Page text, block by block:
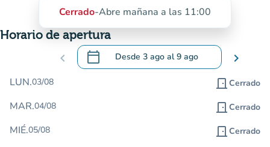
Cerrado-Abre mañana a las 11:00
Horario de apertura
chevron_left calendar_today Desde 3 ago al9 ago
.Abra el calendario para cambiar las
chevron_right
LUN.03/08 door_front Cerrado
MAR.04/08 door_front Cerrado
MIÉ.05/08 door_front Cerrado